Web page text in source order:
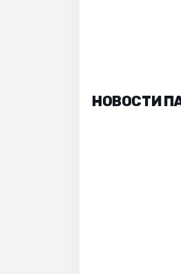
НОВОСТИ